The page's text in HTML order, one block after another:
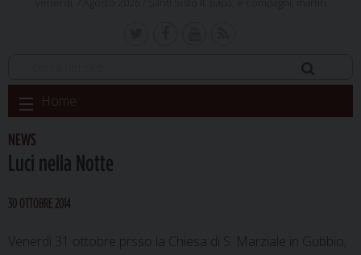
Skip
to
content
Home
NEWS
Luci nella Notte
30 OTTOBRE 2014
Venerdì 31 ottobre prsso la Chiesa di S. Marziale in Gubbio,